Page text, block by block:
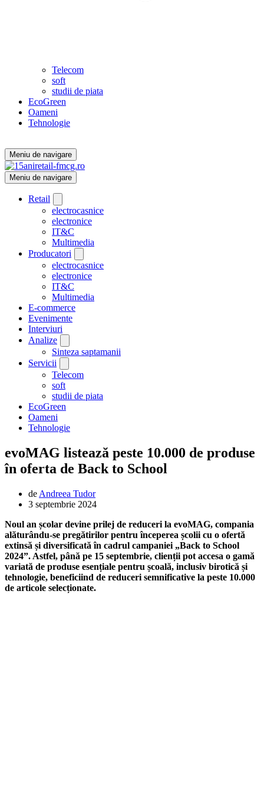
Telecom
soft
studii de piata
EcoGreen
Oameni
Tehnologie
Meniu de navigare
Meniu de navigare
Retail
electrocasnice
electronice
IT&C
Multimedia
Producatori
electrocasnice
electronice
IT&C
Multimedia
E-commerce
Evenimente
Interviuri
Analize
Sinteza saptamanii
Servicii
Telecom
soft
studii de piata
EcoGreen
Oameni
Tehnologie
evoMAG listează peste 10.000 de produse
în oferta de Back to School
de Andreea Tudor
3 septembrie 2024
Noul an școlar devine prilej de reduceri la evoMAG, compania
alăturându-se pregătirilor pentru începerea școlii cu o ofertă
extinsă și diversificată în cadrul campaniei „Back to School
2024”. Astfel, până pe 15 septembrie, clienții pot accesa o gamă
variată de produse esențiale pentru școală, inclusiv birotică și
tehnologie, beneficiind de reduceri semnificative la peste 10.000
de articole selecționate.